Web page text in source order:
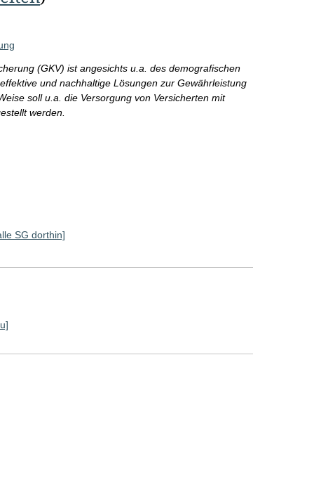
(GKV) ist angesichts u.a. des demografischen
und nachhaltige Lösungen zur Gewährleistung
soll u.a. die Versorgung von Versicherten mit
werden.
SG dorthin]